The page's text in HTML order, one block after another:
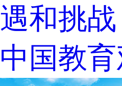
遇和挑战
中国教